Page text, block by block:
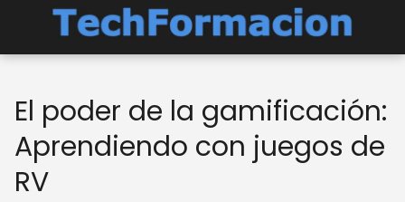
El poder de la gamificación:
Aprendiendo con juegos de
RV